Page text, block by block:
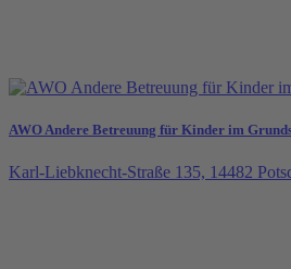
AWO Andere Betreuung für Kinder im
Karl-Liebknecht-Straße 135, 14482